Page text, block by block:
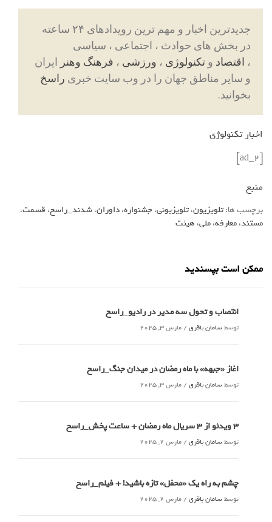
جدیدترین اخبار و مهم ترین رویدادهای ۲۴ ساعته
در بخش های حوادث ، اجتماعی ، سیاسی
، اقتصاد و تکنولوژی ، ورزشی ، فرهنگ وهنر ایران
و سایر مناطق جهان را در وب سایت خبری راسخ
بخوانید.
اخبار تکنولوژی
[ad_2]
منبع
برچسب ها:تلویزیون،تلویزیونی،جشنواره،داوران،شدند_راسخ، قسمت،
مستند،معارفه،ملی، هیئت
ممکن است بپسندید
انتصاب و تحول سه مدیر در رادیو_راسخ
توسطسامان باقری / مارس 3, 2025
اغاز «جبهه» با ماه رمضان در میدان جنگ_راسخ
توسطسامان باقری / مارس 3, 2025
3 ویدئو از 3 سریال ماه رمضان + ساعت پخش_راسخ
توسطسامان باقری / مارس 2, 2025
چشم به راه یک «محفل» تازه باشید! + فیلم_راسخ
توسطسامان باقری / مارس 2, 2025